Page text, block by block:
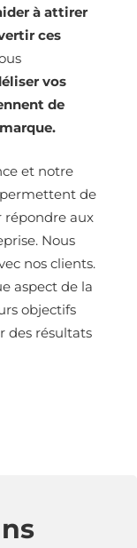
à attirer
ces
vos
de
et notre
de
répondre aux
Nous
nos clients.
aspect de la
objectifs
des résultats